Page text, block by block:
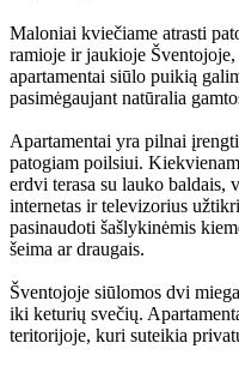
Maloniai kviečiame atrasti
ramioje ir jaukioje
apartamentai siūlo puikią
pasimėgaujant natūralia
Apartamentai yra pilnai
patogiam poilsiui.
erdvi terasa su lauko baldais,
internetas ir televizorius
pasinaudoti šašlykinėmis
šeima ar draugais.
Šventojoje siūlomos dvi
iki keturių svečių.
teritorijoje, kuri suteikia